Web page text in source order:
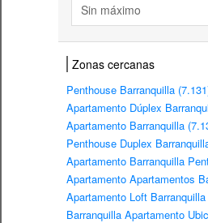
Sin máximo
Zonas cercanas
Penthouse Barranquilla
Apartamento Dúplex
Apartamento Barranquilla
Penthouse Duplex
Apartamento Barranquilla
Apartamento Apartamentos
Apartamento Loft
Barranquilla Apartamento